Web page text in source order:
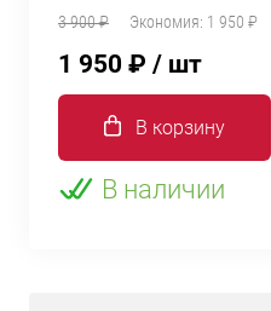
3 900 ₽ Экономия: 1 950 ₽
1 950 ₽ / шт
В корзину
В наличии